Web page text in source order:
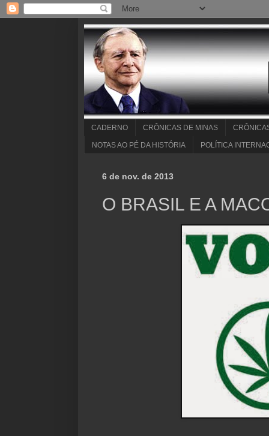
CADERNO CRÔNICAS DE MINAS
NOTAS AO PÉ DA HISTÓRIA POLÍTICA
6 de nov. de 2013
O BRASIL E A